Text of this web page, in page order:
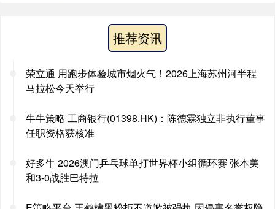
推荐资讯
荣立通 用跑步体验城市烟火气！2026上海苏州河半程
马拉松今天举行
牛牛策略 工商银行(01398.HK)：陈德霖独立非执行董事
任职资格获核准
好多牛 2026澳门乒乓球单打世界杯小组循环赛 张本美
和3-0战胜巴特拉